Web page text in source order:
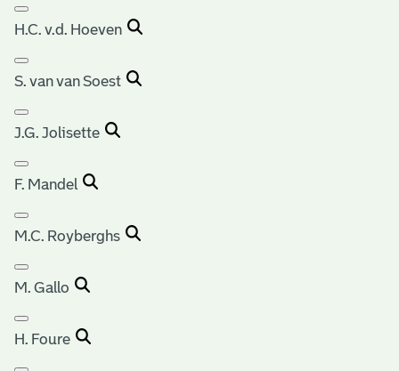
H.C. v.d. Hoeven
S. van van Soest
J.G. Jolisette
F. Mandel
M.C. Royberghs
M. Gallo
H. Foure